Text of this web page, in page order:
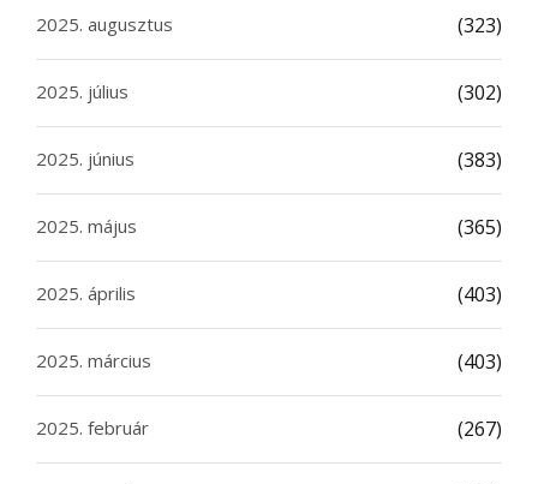
2025. augusztus (323)
2025. július (302)
2025. június (383)
2025. május (365)
2025. április (403)
2025. március (403)
2025. február (267)